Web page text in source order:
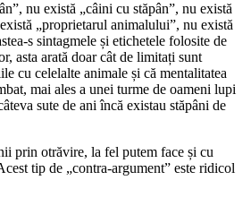
nu există „câini cu stăpân”, nu există
„proprietarul animalului”, nu există
s sintagmele și etichetele folosite de
asta arată doar cât de limitați sunt
cu celelalte animale și că mentalitatea
mai ales a unei turme de oameni lupi
sute de ani încă existau stăpâni de
prin otrăvire, la fel putem face și cu
tip de „contra-argument” este ridicol